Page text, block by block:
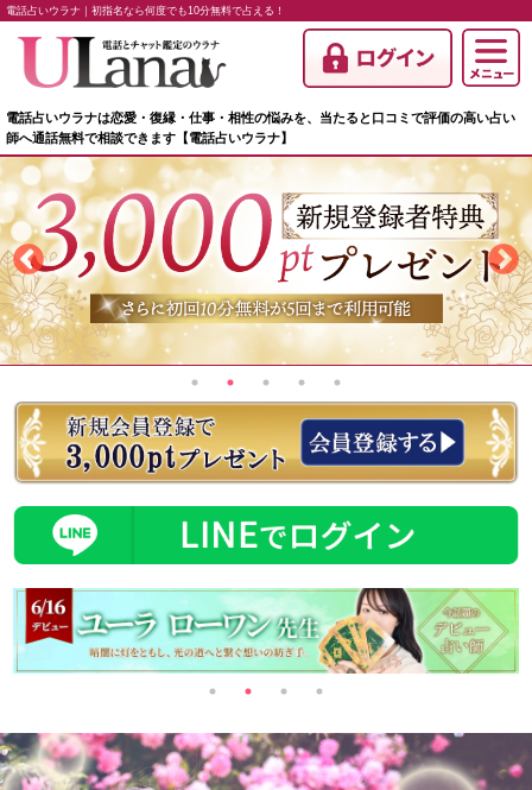
電話占いウラナ｜初指名なら何度でも10分無料で占える！
電話占いウラナは恋愛・復縁・仕事・相性の悩みを、当たると口コミで評価の高い占い
師へ通話無料で相談できます【電話占いウラナ】